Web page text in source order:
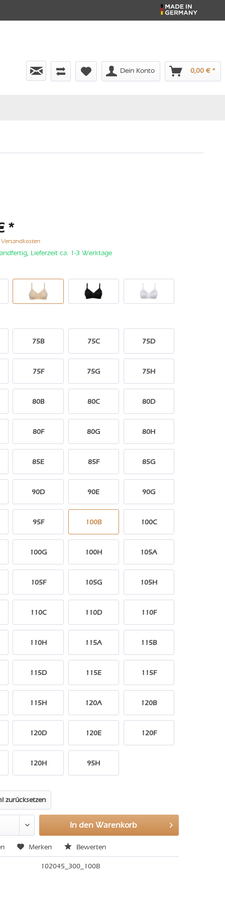
Dein Konto 0,00 € *
*
Versandkosten
Lieferzeit ca. 1-3 Werktage
75B 75C 75D
75F 75G 75H
80B 80C 80D
80F 80G 80H
85E 85F 85G
90D 90E 90G
95F 100B 100C
100G 100H 105A
105F 105G 105H
110C 110D 110F
110H 115A 115B
115D 115E 115F
115H 120A 120B
120D 120E 120F
120H 95H
zurücksetzen
In den Warenkorb
Merken Bewerten
102045_300_100B